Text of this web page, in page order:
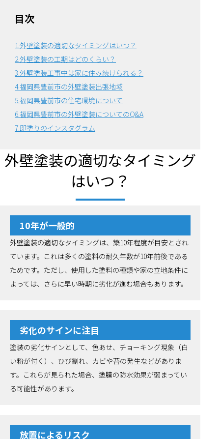
目次
1.外壁塗装の適切なタイミングはいつ？
2.外壁塗装の工期はどのくらい？
3.外壁塗装工事中は家に住み続けられる？
4.福岡県豊前市の外壁塗装出張地域
5.福岡県豊前市の住宅環境について
6.福岡県豊前市の外壁塗装についてのQ&A
7.即塗りのインスタグラム
外壁塗装の適切なタイミング
はいつ？
10年が一般的
外壁塗装の適切なタイミングは、築10年程度が目安とされ
ています。これは多くの塗料の耐久年数が10年前後である
ためです。ただし、使用した塗料の種類や家の立地条件に
よっては、さらに早い時期に劣化が進む場合もあります。
劣化のサインに注目
塗装の劣化サインとして、色あせ、チョーキング現象（白
い粉が付く）、ひび割れ、カビや苔の発生などがありま
す。これらが見られた場合、塗膜の防水効果が弱まってい
る可能性があります。
放置によるリスク